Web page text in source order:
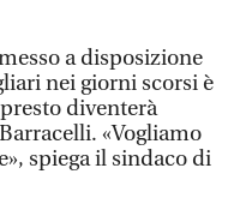
a disposizione
nei giorni scorsi è
diventerà
«Vogliamo
spiega il sindaco di